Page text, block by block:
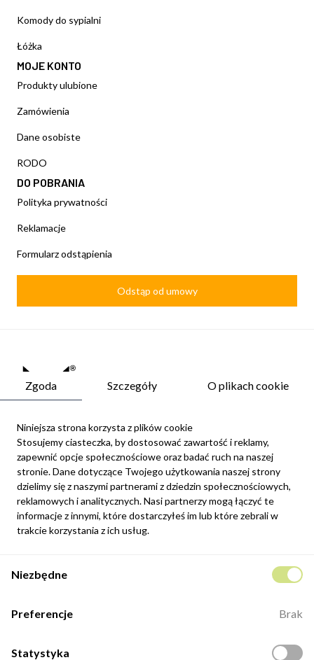
Komody do sypialni
Łóżka
MOJE KONTO
Produkty ulubione
Zamówienia
Dane osobiste
RODO
DO POBRANIA
Polityka prywatności
Reklamacje
Formularz odstąpienia
Odstąp od umowy
Newsletter
Możesz zrezygnować w każdej chwili. W tym celu należy odnaleźć
szczegóły w naszej informacji prawnej.
Zapisz się
internetowego.
Kontakt
Otwarte: 8:00 -16:00
Zgoda Szczegóły O plikach cookie
Niniejsza strona korzysta z plików cookie
Stosujemy ciasteczka, by dostosować zawartość i reklamy,
zapewnić opcje społecznościowe oraz badać ruch na naszej
stronie. Dane dotyczące Twojego użytkowania naszej strony
dzielimy się z naszymi partnerami z dziedzin społecznościowych,
reklamowych i analitycznych. Nasi partnerzy mogą łączyć te
informacje z innymi, które dostarczyłeś im lub które zebrali w
trakcie korzystania z ich usług.
Niezbędne
Preferencje Brak
Statystyka